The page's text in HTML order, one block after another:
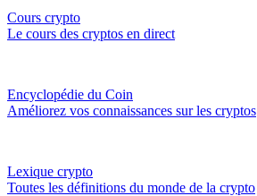
Cours crypto
Le cours des cryptos en direct
Encyclopédie du Coin
Améliorez vos connaissances sur les cryptos
Lexique crypto
Toutes les définitions du monde de la crypto